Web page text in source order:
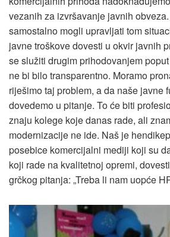
vezanih za izvršavanje javnih
samostalno mogli upravljati tom
javne troškove dovesti u okvir javnih
se služiti drugim prihodovanjem
ne bi bilo transparentno. Moramo
riješimo taj problem, a da naše javne
dovedemo u pitanje. To će biti
znaju kolege koje danas rade, ali
modernizacije ne ide. Naš je
posebice komercijalni mediji koji su
koji rade na kvalitetnoj opremi,
grčkog pitanja: „Treba li nam uopće